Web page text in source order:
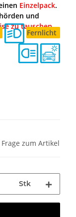
Einzelpack.
und
zu tauschen.
Fernlicht
Frage zum Artikel
Stk